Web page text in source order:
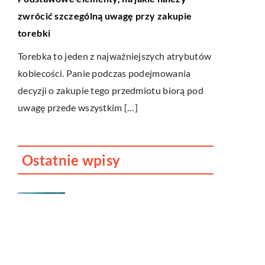
zwrócić szczególną uwagę przy zakupie
torebki
Torebka to jeden z najważniejszych atrybutów
kobiecości. Panie podczas podejmowania
decyzji o zakupie tego przedmiotu biorą pod
uwagę przede wszystkim […]
Ostatnie wpisy